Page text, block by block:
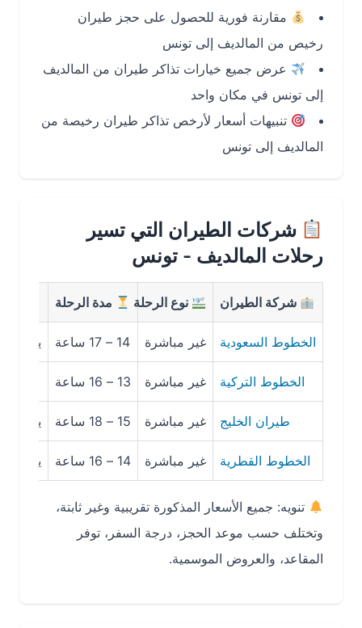
مقارنة فورية للحصول على حجز طيران
رخيص من المالديف إلى تونس
عرض جميع خيارات تذاكر طيران من المالديف
إلى تونس في مكان واحد
تنبيهات أسعار لأرخص تذاكر طيران رخيصة من
المالديف إلى تونس
شركات الطيران التي تسير
رحلات المالديف - تونس
شركة الطيران نوع الرحلة مدة الرحلة
الخطوط السعودية غير مباشرة 14 – 17 ساعة يبدأ من 3,200 ريال
الخطوط التركية غير مباشرة 13 – 16 ساعة يبدأ من 3,100 ريال
طيران الخليج غير مباشرة 15 – 18 ساعة يبدأ من 2,900 ريال
الخطوط القطرية غير مباشرة 14 – 16 ساعة يبدأ من 3,300 ريال
تنويه: جميع الأسعار المذكورة تقريبية وغير ثابتة،
وتختلف حسب موعد الحجز، درجة السفر، توفر
المقاعد، والعروض الموسمية.